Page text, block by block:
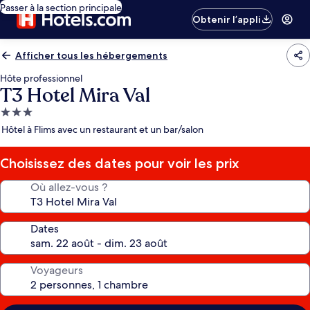
Passer à la section principale
Obtenir l’appli
Afficher tous les hébergements
Hôte professionnel
T3 Hotel Mira Val
Hébergement
3.0 étoiles
Hôtel à Flims avec un restaurant et un bar/salon
Choisissez des dates pour voir les prix
Où allez-vous ?
Dates
Voyageurs